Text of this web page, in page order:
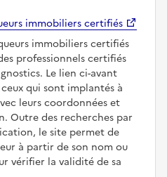
immobiliers certifiés
immobiliers certifiés
professionnels certifiés
Le lien ci-avant
qui sont implantés à
leurs coordonnées et
Outre des recherches par
le site permet de
à partir de son nom ou
vérifier la validité de sa